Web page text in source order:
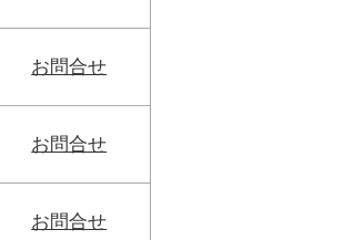
お問合せ
お問合せ
お問合せ